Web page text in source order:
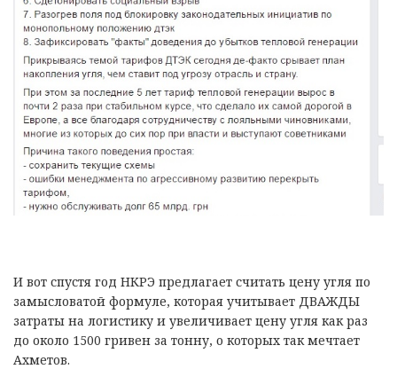
И вот спустя год НКРЭ предлагает считать цену угля по
замысловатой формуле, которая учитывает ДВАЖДЫ
затраты на логистику и увеличивает цену угля как раз
до около 1500 гривен за тонну, о которых так мечтает
Ахметов.